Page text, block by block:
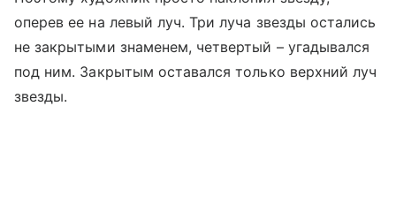
оперев ее на левый луч. Три луча звезды остались
не закрытыми знаменем, четвертый – угадывался
под ним. Закрытым оставался только верхний луч
звезды.